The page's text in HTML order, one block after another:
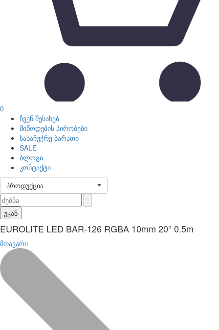
0
ჩვენ შესახებ
მიწოდების პირობები
სასაჩუქრე ბარათი
SALE
ბლოგი
კონტაქტი
პროდუქცია
უკან
EUROLITE LED BAR-126 RGBA 10mm 20° 0.5m
მთავარი